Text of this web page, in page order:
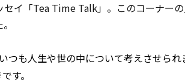
セイ「Tea Time Talk」。このコーナーの
も人生や世の中について考えさせられ
す。